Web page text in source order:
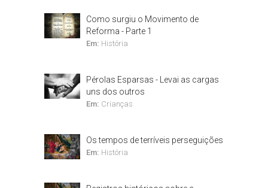
Como surgiu o Movimento de
Reforma - Parte 1
Em: História
Pérolas Esparsas - Levai as cargas
uns dos outros
Em: Crianças
Os tempos de terríveis perseguições
Em: História